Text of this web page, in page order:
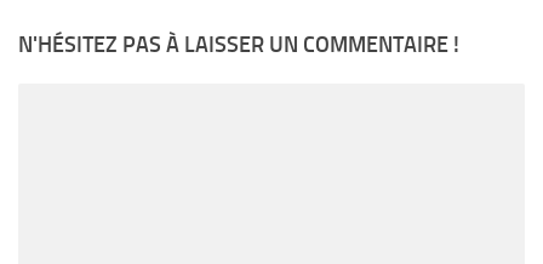
N'HÉSITEZ PAS À LAISSER UN COMMENTAIRE !